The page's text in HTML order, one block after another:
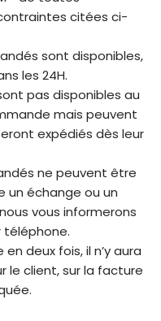
citées ci-
sont disponibles,
les 24H.
pas disponibles au
mais peuvent
expédiés dès leur
ne peuvent être
un échange ou un
vous informerons
téléphone.
deux fois, il n’y aura
le client, sur la facture